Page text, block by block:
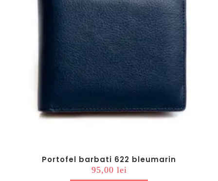
Portofel barbati 622 bleumarin
95,00 lei